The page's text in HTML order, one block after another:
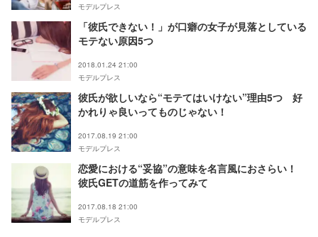
モデルプレス
「彼氏できない！」が口癖の女子が見落としている
モテない原因5つ
2018.01.24 21:00
モデルプレス
彼氏が欲しいなら“モテてはいけない”理由5つ 好
かれりゃ良いってものじゃない！
2017.08.19 21:00
モデルプレス
恋愛における“妥協”の意味を名言風におさらい！
彼氏GETの道筋を作ってみて
2017.08.18 21:00
モデルプレス